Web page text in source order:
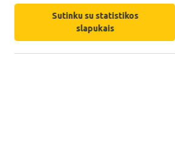
Sutinku su statistikos
slapukais
Socialinis verslas
Nepriklausomų žemės ūkio